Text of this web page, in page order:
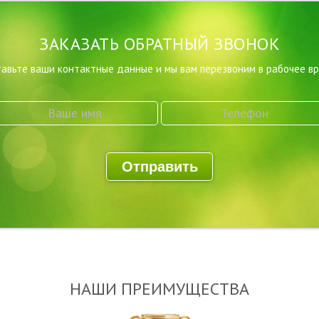
ЗАКАЗАТЬ ОБРАТНЫЙ ЗВОНОК
ваши контактные данные и мы вам перезвоним в рабочее
НАШИ ПРЕИМУЩЕСТВА